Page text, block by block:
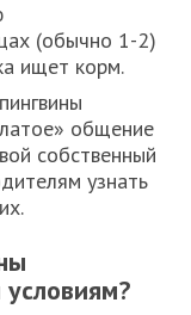
(обычно 1-2)
ищет корм.
общение
собственный
узнать